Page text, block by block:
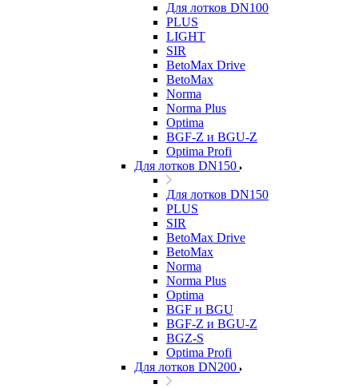
Для лотков DN100
PLUS
LIGHT
SIR
BetoMax Drive
BetoMax
Norma
Norma Plus
Optima
BGF-Z и BGU-Z
Optima Profi
Для лотков DN150
Для лотков DN150
PLUS
SIR
BetoMax Drive
BetoMax
Norma
Norma Plus
Optima
BGF и BGU
BGF-Z и BGU-Z
BGZ-S
Optima Profi
Для лотков DN200